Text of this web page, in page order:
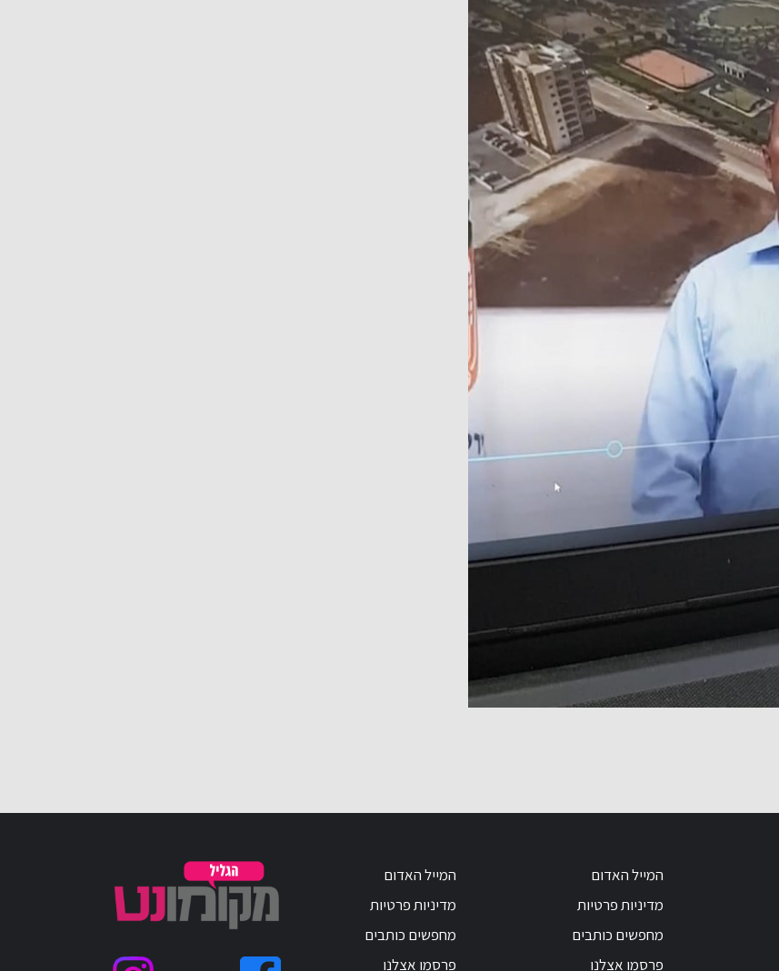
המייל האדום
מדיניות פרטיות
מחפשים כותבים
פרסמו אצלנו
המייל האדום
מדיניות פרטיות
מחפשים כותבים
פרסמו אצלנו